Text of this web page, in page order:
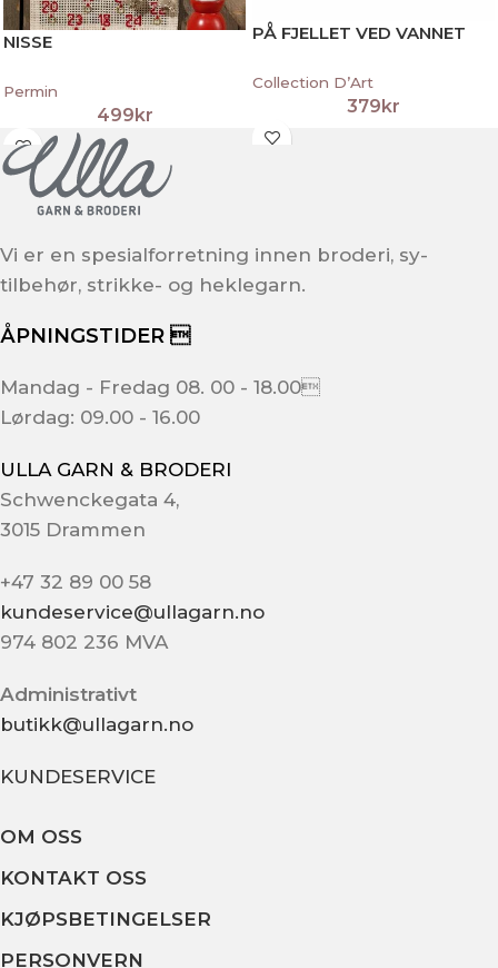
NISSE
Permin
499kr
PÅ FJELLET VED VANNET
Collection D’Art
379kr
Vi er en spesialforretning innen broderi, sy-
tilbehør, strikke- og heklegarn.
ÅPNINGSTIDER 
Mandag - Fredag 08. 00 - 18.00
Lørdag: 09.00 - 16.00
ULLA GARN & BRODERI
Schwenckegata 4,
3015 Drammen
+47 32 89 00 58
kundeservice@ullagarn.no
974 802 236 MVA
Administrativt
butikk@ullagarn.no
KUNDESERVICE
OM OSS
KONTAKT OSS
KJØPSBETINGELSER
PERSONVERN